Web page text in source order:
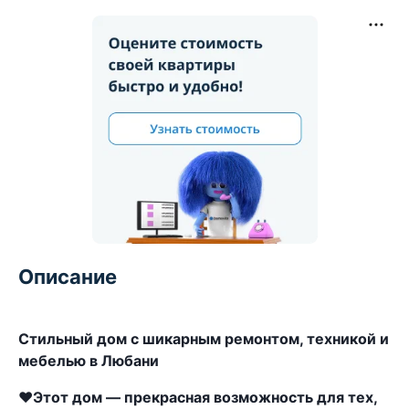
Описание
Стильный дом с шикарным ремонтом, техникой и
мебелью в Любани
❤️Этот дом — прекрасная возможность для тех,